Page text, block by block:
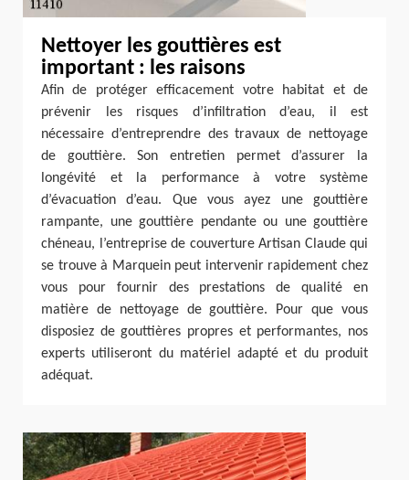
Nettoyer les gouttières est
important : les raisons
Afin de protéger efficacement votre habitat et de
prévenir les risques d’infiltration d’eau, il est
nécessaire d’entreprendre des travaux de nettoyage
de gouttière. Son entretien permet d’assurer la
longévité et la performance à votre système
d’évacuation d’eau. Que vous ayez une gouttière
rampante, une gouttière pendante ou une gouttière
chéneau, l’entreprise de couverture Artisan Claude qui
se trouve à Marquein peut intervenir rapidement chez
vous pour fournir des prestations de qualité en
matière de nettoyage de gouttière. Pour que vous
disposiez de gouttières propres et performantes, nos
experts utiliseront du matériel adapté et du produit
adéquat.